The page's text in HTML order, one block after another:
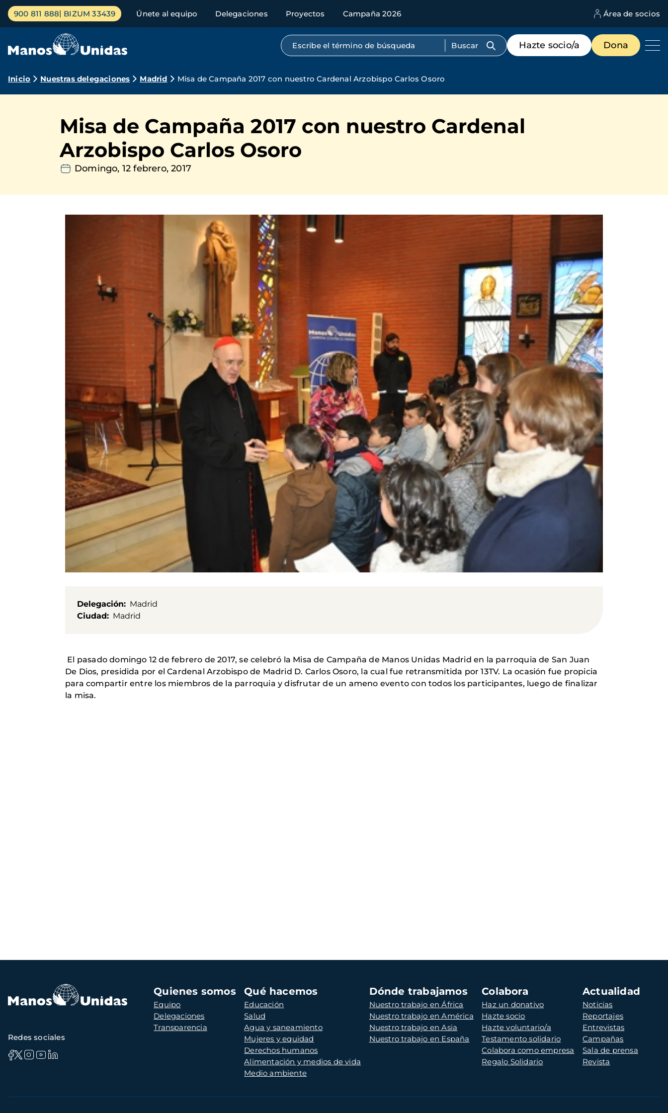
Pasar
contenido
Menú
principal
900 811 888 BIZUM 33439 Únete al equipo Delegaciones Proyectos Campaña 2026 Área de socios
Búsqueda por texto completo
Menú
de
destacados
Hazte socio/a Dona
Ruta
navegación
Inicio Nuestras delegaciones Madrid Misa de Campaña 2017 con nuestro Cardenal Arzobispo Carlos Osoro
Misa de Campaña 2017 con nuestro Cardenal
Arzobispo Carlos Osoro
Domingo, 12 febrero, 2017
Delegación
Madrid
Ciudad
Madrid
El pasado domingo 12 de febrero de 2017, se celebró la Misa de Campaña de Manos Unidas Madrid en la parroquia de San Juan
De Dios, presidida por el Cardenal Arzobispo de Madrid D. Carlos Osoro, la cual fue retransmitida por 13TV. La ocasión fue propicia
para compartir entre los miembros de la parroquia y disfrutar de un ameno evento con todos los participantes, luego de finalizar
la misa.
Navegación
principal
Quienes somos
Equipo
Delegaciones
Transparencia
Qué hacemos
Educación
Salud
Agua y saneamiento
Mujeres y equidad
Derechos humanos
Alimentación y medios de vida
Medio ambiente
Dónde trabajamos
Nuestro trabajo en África
Nuestro trabajo en América
Nuestro trabajo en Asia
Nuestro trabajo en España
Colabora
Haz un donativo
Hazte socio
Hazte voluntario/a
Testamento solidario
Colabora como empresa
Regalo Solidario
Actualidad
Noticias
Reportajes
Entrevistas
Campañas
Sala de prensa
Revista
Redes sociales